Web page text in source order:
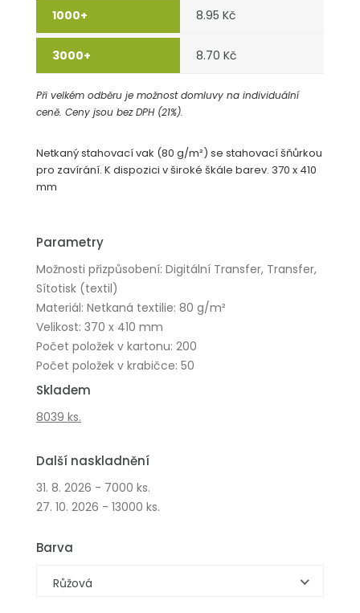
8.95 Kč
8.70 Kč
Při velkém odběru je možnost domluvy na individuální
ceně. Ceny jsou bez DPH (21%).
Netkaný stahovací vak (80 g/m²) se stahovací šňůrkou
pro zavírání. K dispozici v široké škále barev. 370 x 410
mm
Parametry
Možnosti přizpůsobení: Digitální Transfer, Transfer,
Sítotisk (textil)
Materiál: Netkaná textilie: 80 g/m²
Velikost: 370 x 410 mm
Počet položek v kartonu: 200
Počet položek v krabičce: 50
Skladem
8039 ks.
Další naskladnění
31. 8. 2026 - 7000 ks.
27. 10. 2026 - 13000 ks.
Barva
Růžová